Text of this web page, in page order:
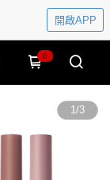
開啟APP
0
1/3